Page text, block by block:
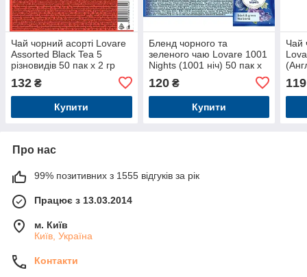
Чай чорний асорті Lovare
Assorted Black Tea 5
різновидів 50 пак х 2 гр
132 ₴
Купити
Бленд чорного та
зеленого чаю Lovare 1001
Nights (1001 ніч) 50 пак х
120₴
Купити
Чай
119
Про нас
99% позитивних з 1555 відгуків за рік
Працює з 13.03.2014
м. Київ
Київ, Україна
Контакти